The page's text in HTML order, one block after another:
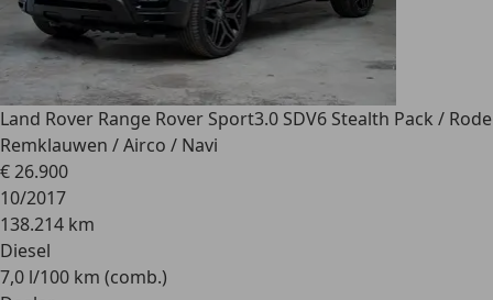
Land Rover Range Rover Sport3.0 SDV6 Stealth Pack / Rode
Remklauwen / Airco / Navi
€ 26.900
10/2017
138.214 km
Diesel
7,0 l/100 km (comb.)